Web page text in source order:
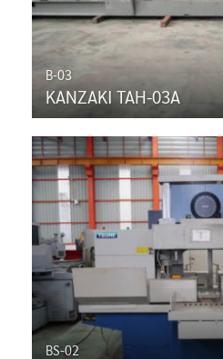
B-03
KANZAKI TAH-03A
BS-02